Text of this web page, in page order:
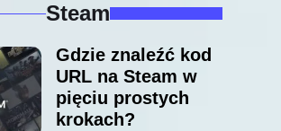
Steam
Gdzie znaleźć kod
URL na Steam w
pięciu prostych
krokach?